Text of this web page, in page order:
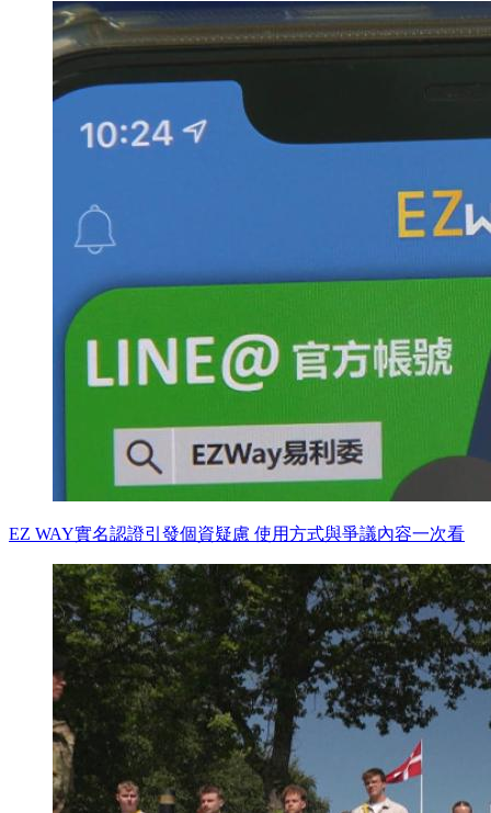
EZ WAY實名認證引發個資疑慮 使用方式與爭議內容一次看